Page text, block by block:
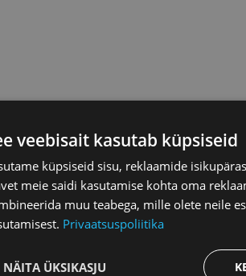
aja tegevused
veebisait kasutab küpsiseid
küpsiseid sisu, reklaamide
meie saidi kasutamise kohta oma
muu teabega, mille olete neile
Privaatsuspoliitika
NÄITA ÜKSIKASJU